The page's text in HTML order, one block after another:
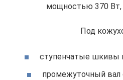
мощностью 370 Вт,
Под
ступенчатые шкивы
промежуточный вал